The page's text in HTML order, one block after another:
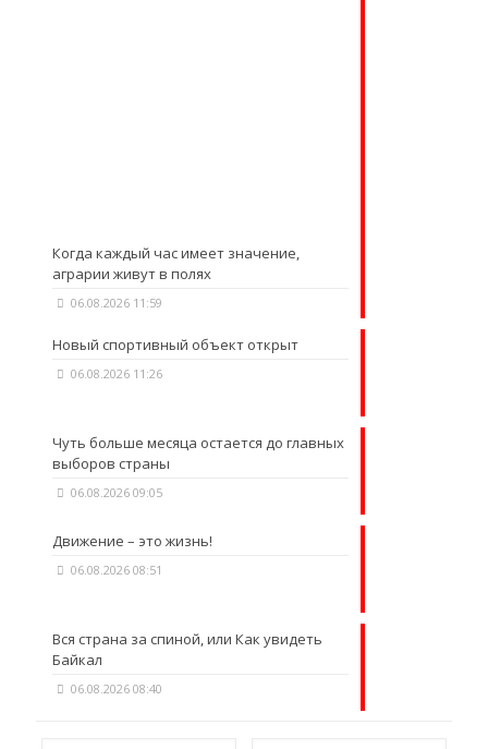
Когда каждый час имеет значение,
аграрии живут в полях
06.08.2026 11:59
Новый спортивный объект открыт
06.08.2026 11:26
Чуть больше месяца остается до главных
выборов страны
06.08.2026 09:05
Движение – это жизнь!
06.08.2026 08:51
Вся страна за спиной, или Как увидеть
Байкал
06.08.2026 08:40